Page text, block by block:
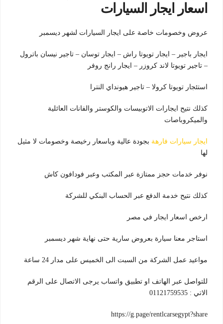
اسعار ايجار السيارات
عروض وخصومات خاصة على ايجار السيارات لشهر ديسمبر
ايجار باجير – ايجار تويوتا راش – ايجار توسان – تاجير نيسان باترول
– تاجير تويوتا لاند كروزر – ايجار رانج روفر
استئجار تويوتا كرولا – تاجير هيونداي النترا
كذلك نتيح ايجارات الاتوبيسات والكوستر والفانات العائلية
والميكروباصات
ايجار سيارات فارهة بجودة عالية وباسعار رخيصة وخصومات لا مثيل
لها
نوفر خدمات حجز ممتازة عبر المكتب وعبر فودافون كاش
كذلك نتيح خدمة الدفع عبر الحساب البنكي للشركة
ارخص اسعار ايجار في مصر
استاجر معنا سيارة بعروض سارية حتى نهاية شهر ديسمبر
مواعيد عمل الشركة من السبت الى الخميس على مدار 24 ساعة
للتواصل عبر الهاتف او تطبيق واتساب يرجى الاتصال على الرقم
الاتي : 01121759535
https://g.page/rentlcarsegypt?share